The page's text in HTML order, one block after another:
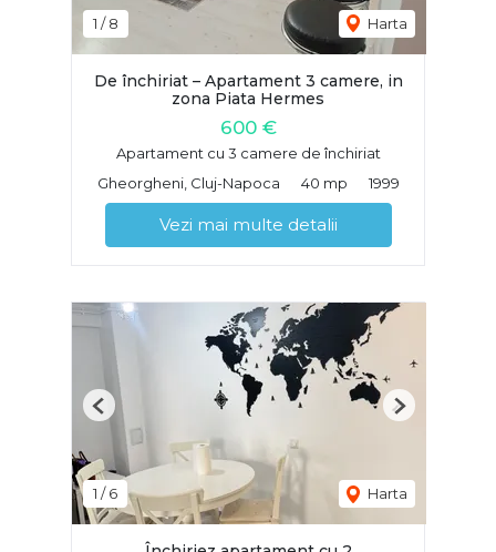
1 /8 Harta
De închiriat – Apartament 3 camere, in
zona Piata Hermes
600 €
Apartament cu 3 camere de închiriat
Gheorgheni, Cluj-Napoca
40 mp 1999
Vezi mai multe detalii
1 /6 Harta
Previous Next